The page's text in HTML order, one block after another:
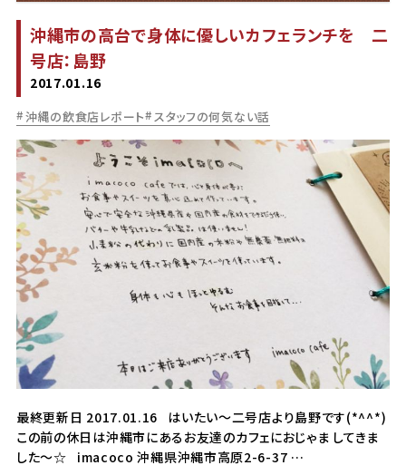
沖縄市の高台で身体に優しいカフェランチを 二
号店：島野
2017.01.16
沖縄の飲食店レポート スタッフの何気ない話
最終更新日 2017.01.16 はいたい～二号店より島野です(*^^*)
この前の休日は沖縄市にあるお友達のカフェにおじゃま してきま
した～☆ imacoco 沖縄県沖縄市高原2-6-37 …